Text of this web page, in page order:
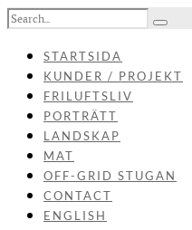
STARTSIDA
KUNDER / PROJEKT
FRILUFTSLIV
PORTRÄTT
LANDSKAP
MAT
OFF-GRID STUGAN
CONTACT
ENGLISH